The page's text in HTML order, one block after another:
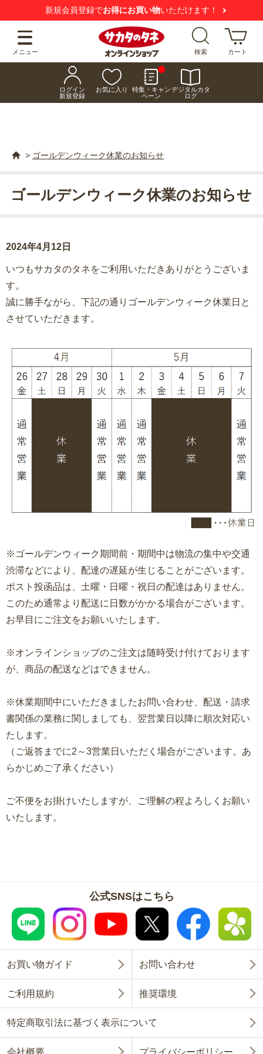
新規会員登録でお得にお買い物いただけます！
メニュー 検索 カート
ログイン
新規登録
お気に入り
特集・キャン
ペーン
デジタルカタ
ログ
> ゴールデンウィーク休業のお知らせ
ゴールデンウィーク休業のお知らせ
2024年4月12日
いつもサカタのタネをご利用いただきありがとうございま
す。
誠に勝手ながら、下記の通りゴールデンウィーク休業日と
させていただきます。
※ゴールデンウィーク期間前・期間中は物流の集中や交通
渋滞などにより、配達の遅延が生じることがございます。
ポスト投函品は、土曜・日曜・祝日の配達はありません。
このため通常より配送に日数がかかる場合がございます。
お早目にご注文をお願いいたします。
※オンラインショップのご注文は随時受け付けております
が、商品の配送などはできません。
※休業期間中にいただきましたお問い合わせ、配送・請求
書関係の業務に関しましても、翌営業日以降に順次対応い
たします。
（ご返答までに2～3営業日いただく場合がございます。あ
らかじめご了承ください）
ご不便をお掛けいたしますが、ご理解の程よろしくお願い
いたします。
公式SNSはこちら
お買い物ガイド お問い合わせ
ご利用規約 推奨環境
特定商取引法に基づく表示について
会社概要 プライバシーポリシー